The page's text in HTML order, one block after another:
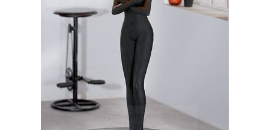
Doppelt antippen zum
vergrößern